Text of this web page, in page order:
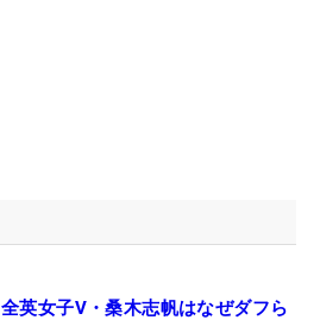
全英女子V・桑木志帆はなぜダフら